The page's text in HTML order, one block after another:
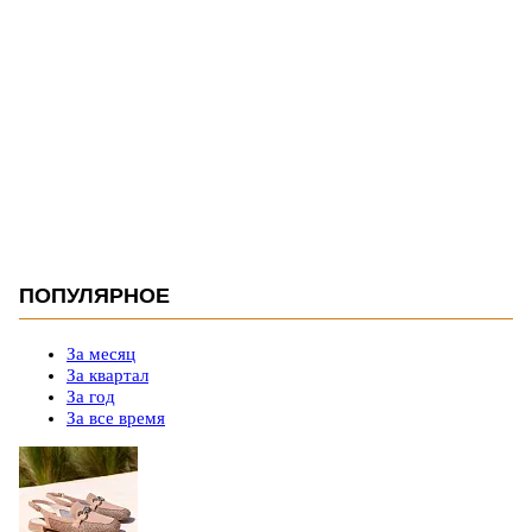
ПОПУЛЯРНОЕ
За месяц
За квартал
За год
За все время